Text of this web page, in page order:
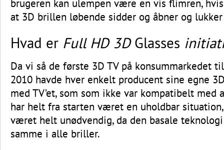
brugeren kan ulempen være en vis flimren,
at 3D brillen løbende sidder og åbner og
Hvad er Full HD 3DGlasses
Da vi så de første 3D TV på konsummarkedet
2010 havde hver enkelt producent sine egne
med TV’et, som som ikke var kompatibelt med
har helt fra starten været en uholdbar
været helt unødvendig, da den basale
samme i alle briller.